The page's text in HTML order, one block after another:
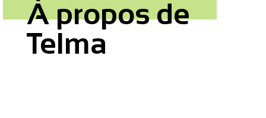
À propos de
Telma